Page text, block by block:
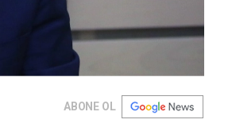
ABONE OL